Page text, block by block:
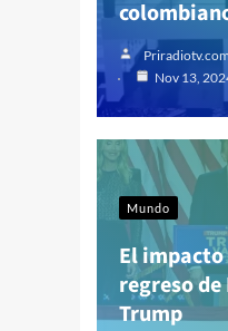
Priradiotv.com
Nov 13,
Mundo
El
regreso
Trump